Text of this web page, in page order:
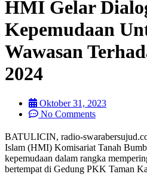
HMI Gelar
Kepemudaan
Wawasan
2024
Oktober 31, 2023
No Comments
BATULICIN, radio-
Islam (HMI) Komisariat Tanah
kepemudaan dalam rangka
bertempat di Gedung PKK Taman